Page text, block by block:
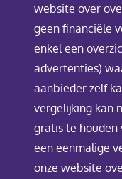
website over
geen financiële
enkel een
advertenties)
aanbieder zelf
vergelijking kan
gratis te houden
een eenmalige
onze website